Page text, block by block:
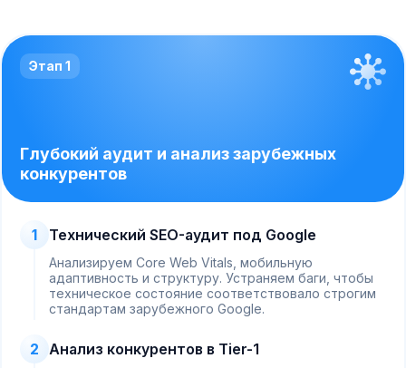
Этап 1
Глубокий аудит и анализ зарубежных
конкурентов
1 Технический SEO-аудит под Google
Анализируем Core Web Vitals, мобильную
адаптивность и структуру. Устраняем баги, чтобы
техническое состояние соответствовало строгим
стандартам зарубежного Google.
2 Анализ конкурентов в Tier-1